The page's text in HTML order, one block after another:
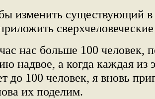
изменить существующий
нас больше 100 человек,
надвое, а когда каждая из
до 100 человек, я вновь
их поделим.